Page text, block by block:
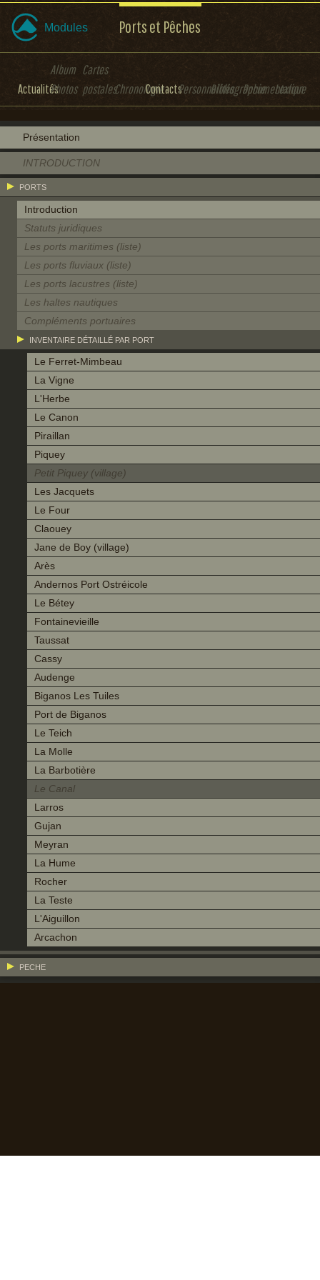
Modules Ports et Pêches
Actualités
Album
Photos
Cartes
postalesChronologieContactsPersonnalitésBibliographieDocumentation
Lexique
Présentation
INTRODUCTION
PORTS
Introduction
Statuts juridiques
Les ports maritimes (liste)
Les ports fluviaux (liste)
Les ports lacustres (liste)
Les haltes nautiques
Compléments portuaires
INVENTAIRE DÉTAILLÉ PAR PORT
Le Ferret-Mimbeau
La Vigne
L'Herbe
Le Canon
Piraillan
Piquey
Petit Piquey (village)
Les Jacquets
Le Four
Claouey
Jane de Boy (village)
Arès
Andernos Port Ostréicole
Le Bétey
Fontainevieille
Taussat
Cassy
Audenge
Biganos Les Tuiles
Port de Biganos
Le Teich
La Molle
La Barbotière
Le Canal
Larros
Gujan
Meyran
La Hume
Rocher
La Teste
L'Aiguillon
Arcachon
PECHE